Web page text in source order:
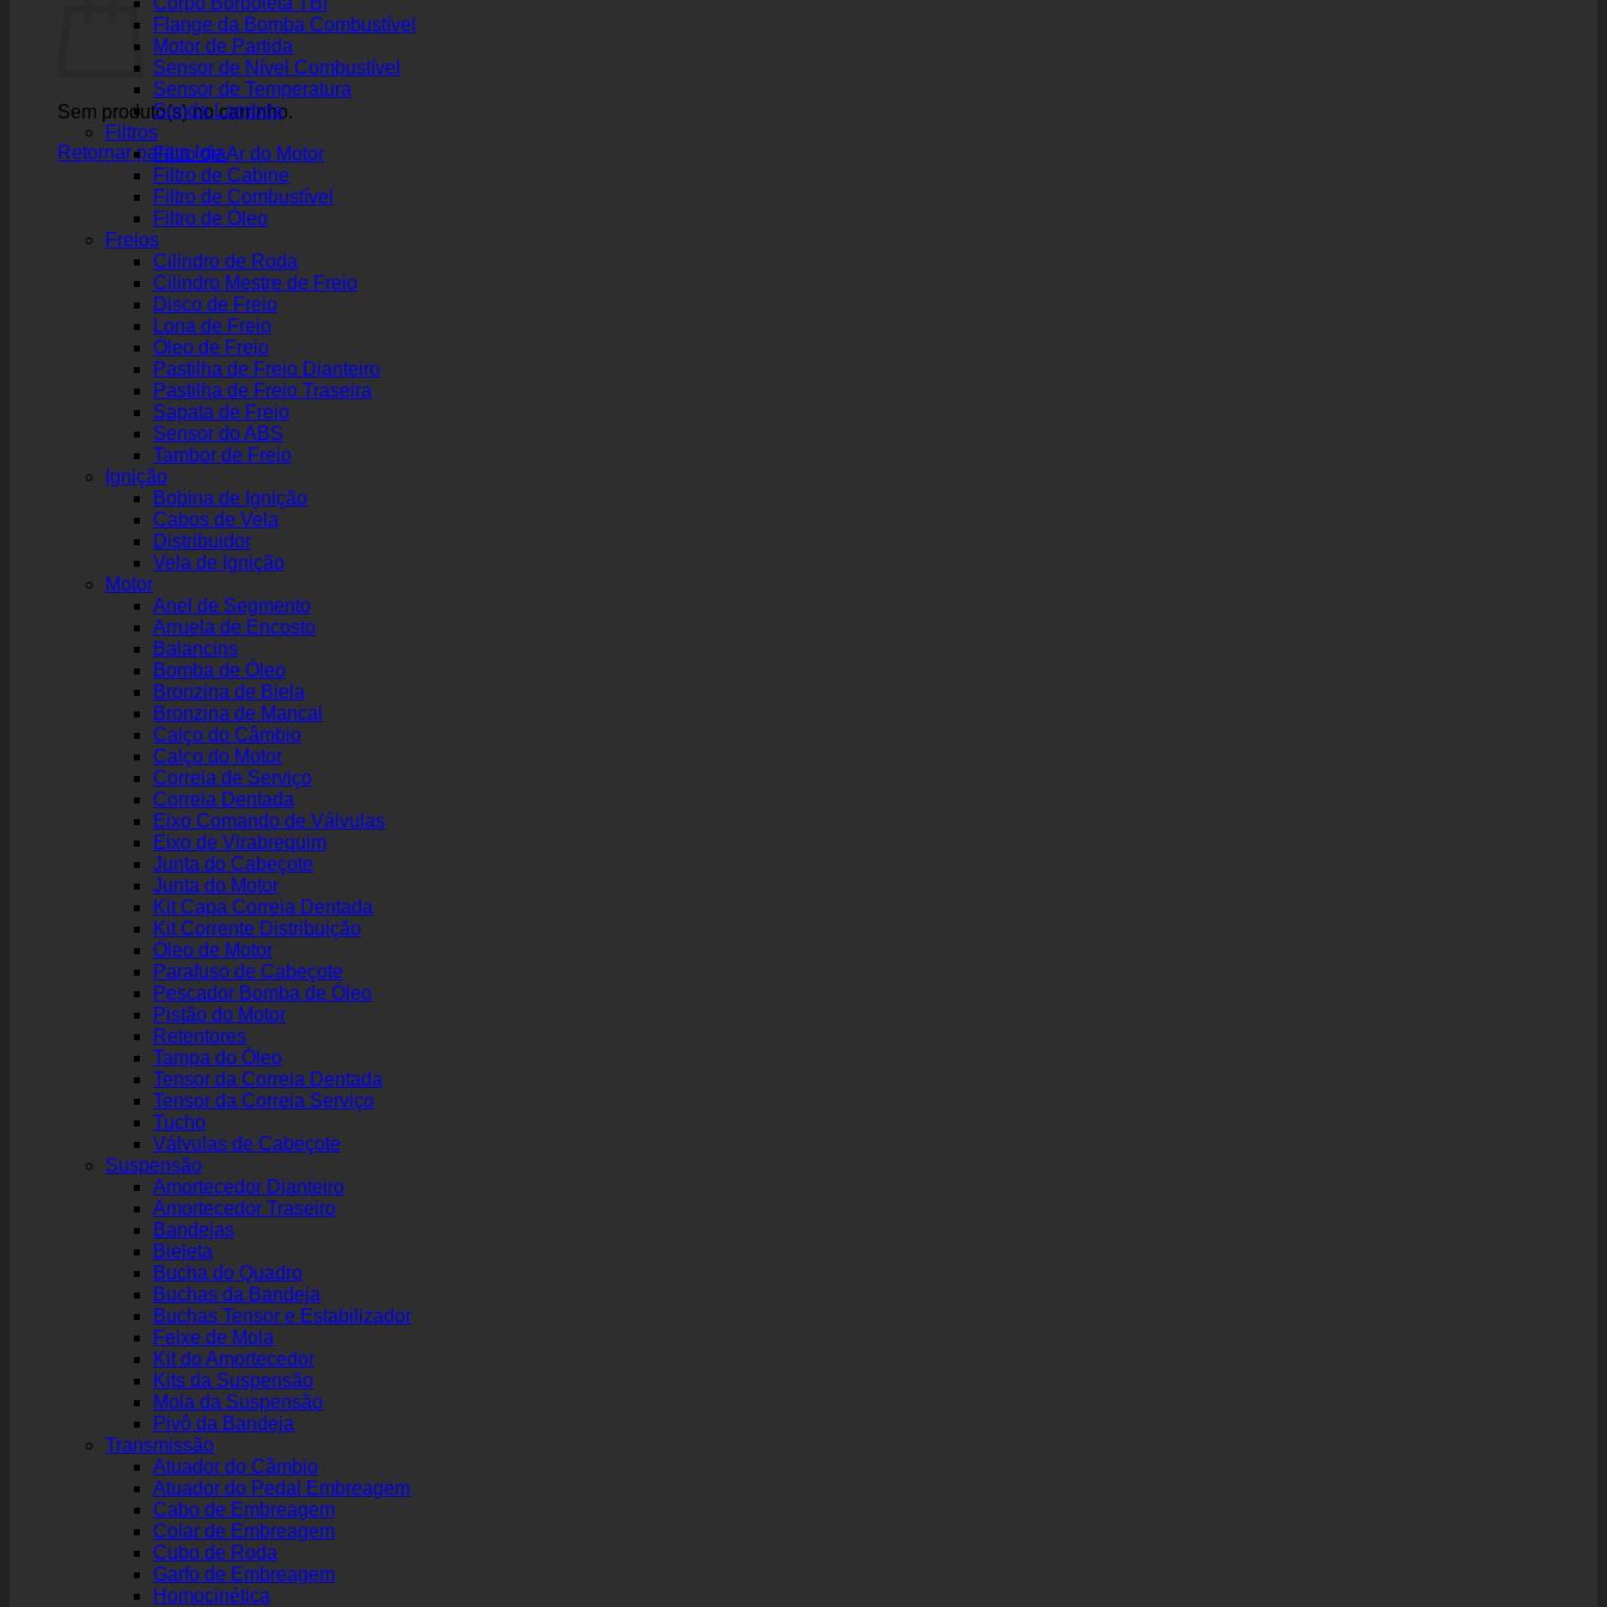
Sem produto(s) no carrinho.
Retornar para a loja
Flange da Bomba Combustível
Motor de Partida
Sensor de Nível Combustível
Sensor de Temperatura
Sonda Lambda
Filtros
Filtro de Ar do Motor
Filtro de Cabine
Filtro de Combustível
Filtro de Óleo
Freios
Cilindro de Roda
Cilindro Mestre de Freio
Disco de Freio
Lona de Freio
Óleo de Freio
Pastilha de Freio Dianteiro
Pastilha de Freio Traseira
Sapata de Freio
Sensor do ABS
Tambor de Freio
Ignição
Bobina de Ignição
Cabos de Vela
Distribuidor
Vela de Ignição
Motor
Anel de Segmento
Arruela de Encosto
Balancins
Bomba de Óleo
Bronzina de Biela
Bronzina de Mancal
Calço do Câmbio
Calço do Motor
Correia de Serviço
Correia Dentada
Eixo Comando de Válvulas
Eixo de Virabrequim
Junta do Cabeçote
Junta do Motor
Kit Capa Correia Dentada
Kit Corrente Distribuição
Óleo de Motor
Parafuso de Cabeçote
Pescador Bomba de Óleo
Pistão do Motor
Retentores
Tampa do Óleo
Tensor da Correia Dentada
Tensor da Correia Serviço
Tucho
Válvulas de Cabeçote
Suspensão
Amortecedor Dianteiro
Amortecedor Traseiro
Bandejas
Bieleta
Bucha do Quadro
Buchas da Bandeja
Buchas Tensor e Estabilizador
Feixe de Mola
Kit do Amortecedor
Kits da Suspensão
Mola da Suspensão
Pivô da Bandeja
Transmissão
Atuador do Câmbio
Atuador do Pedal Embreagem
Cabo de Embreagem
Colar de Embreagem
Cubo de Roda
Garfo de Embreagem
Homocinética